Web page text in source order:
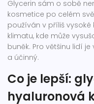
Glycerin sám o sobě
kosmetice po celém
používán v příliš
klimatu, kde může
buněk. Pro většinu lidí
a účinný.
Co je lepší:
hyaluronová